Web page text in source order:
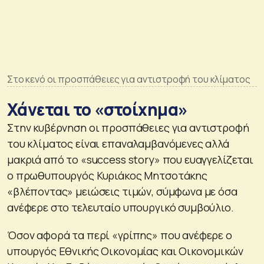
Στο κενό οι προσπάθειες για αντιστροφή του κλίματος
Χάνεται το «στοίχημα»
Στην κυβέρνηση οι προσπάθειες για αντιστροφή
του κλίματος είναι επαναλαμβανόμενες αλλά
μακριά από το «success story» που ευαγγελίζεται
ο πρωθυπουργός Κυριάκος Μητσοτάκης
«βλέποντας» μειώσεις τιμών, σύμφωνα με όσα
ανέφερε στο τελευταίο υπουργικό συμβούλιο.
Όσον αφορά τα περί «γρίπης» που ανέφερε ο
υπουργός Εθνικής Οικονομίας και Οικονομικών